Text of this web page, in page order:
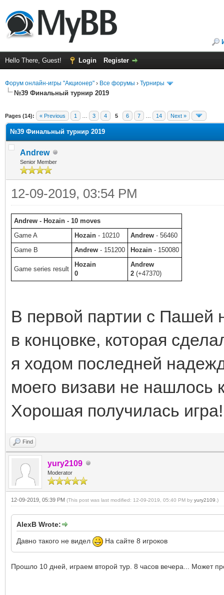
Hello There, Guest! Login Register
Форум онлайн-игры "Акционер" › Все форумы › Турниры
№39 Финальный турнир 2019
Pages (14): « Previous 1 3 4 5 6 7 14 Next »
№39 Финальный турнир 2019
Andrew
Senior Member
12-09-2019, 03:54 PM
Andrew - Hozain - 10 moves
Game A
Hozain - 10210 Andrew - 56460
Game B
Andrew - 151200 Hozain - 150080
Game series result
Hozain
0
Andrew
2 (+47370)
В первой партии с Пашей
в концовке, которая
я ходом последней
моего визави не нашлось
Хорошая получилась игра!
Find
yury2109
Moderator
12-09-2019, 05:39 PM (This post was last modified: 12-09-2019, 05:40 PM by yury2109 .)
AlexB Wrote:
Давно такого не видел На сайте 8 игроков
Прошло 10 дней, играем второй тур. 8 часов вечера... Может